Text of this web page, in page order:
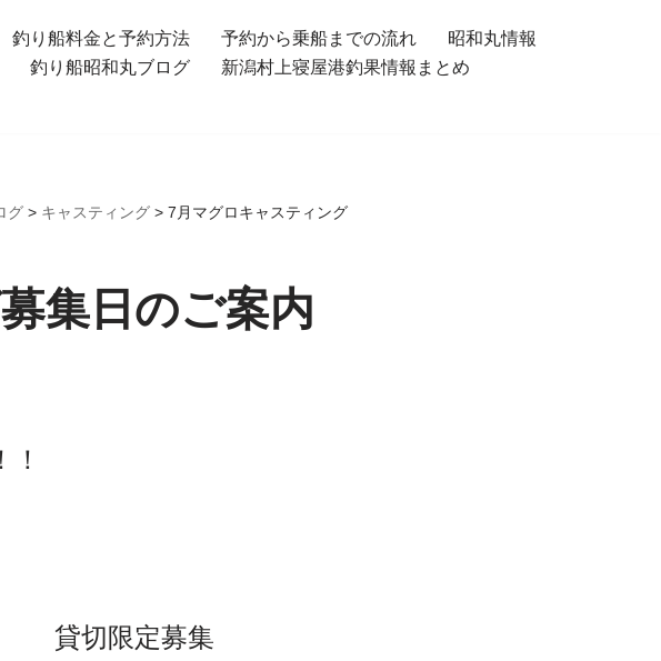
釣り船料金と予約方法 予約から乗船までの流れ
昭和丸情報
釣り船昭和丸ブログ
新潟村上寝屋港釣果情報まとめ
グ> キャスティング> 7月マグロキャスティング
集日のご案内
貸切限定募集